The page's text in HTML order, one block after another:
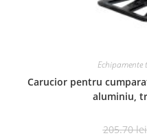
Carucior pentru
aluminiu,
205.70lei